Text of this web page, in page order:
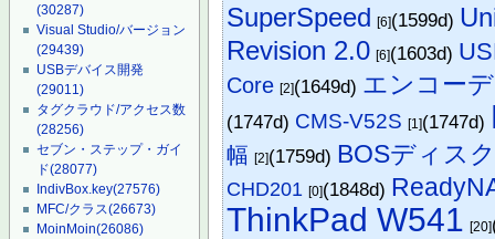
(30287)
Visual Studio/バージョン
(29439)
USBデバイス開発
(29011)
タグクラウド/アクセス数
(28256)
セブン・ステップ・ガイ
ド(28077)
IndivBox.key(27576)
MFC/クラス(26673)
MoinMoin(26086)
SuperSpeed [6](1599d)
Revision 2.0 [6](1603d)
Core [2](1649d) エンコー
(1747d) CMS-V52S [1](1747d)
幅 [2](1759d) BOSディス
CHD201 [0](1848d)
ThinkPad W541 [20]